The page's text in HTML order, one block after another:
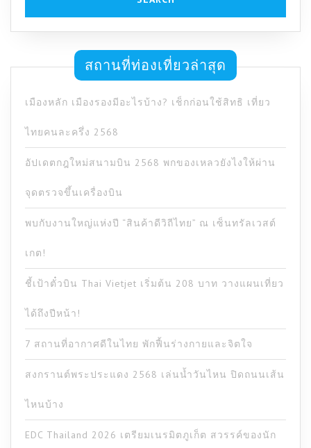
สถานที่ท่องเที่ยวล่าสุด
เมืองหลัก เมืองรองมีอะไรบ้าง? เช็กก่อนใช้สิทธิ เที่ยว
ไทยคนละครึ่ง 2568
อัปเดตกฎใหม่สนามบิน 2568 พกของเหลวยังไงให้ผ่าน
จุดตรวจขึ้นเครื่องบิน
พบกับงานใหญ่แห่งปี “สินค้าดีวิถีไทย” ณ เซ็นทรัลเวสต์
เกต!
ชี้เป้าตั๋วบิน Thai Vietjet เริ่มต้น 208 บาท วางแผนเที่ยว
ได้ถึงปีหน้า!
7 สถานที่อากาศดีในไทย พักฟื้นร่างกายและจิตใจ
สงกรานต์พระประแดง 2568 เล่นน้ำวันไหน ปิดถนนเส้น
ไหนบ้าง
EDC Thailand 2026 เตรียมเนรมิตภูเก็ต สวรรค์ของนัก